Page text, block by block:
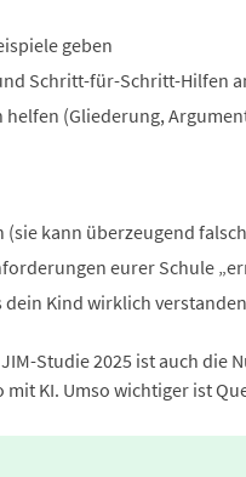
geben
Schritt-für-Schritt-Hilfen
(Gliederung,
kann überzeugend
eurer Schule
Kind wirklich
Studie 2025 ist auch die
KI. Umso wichtiger ist